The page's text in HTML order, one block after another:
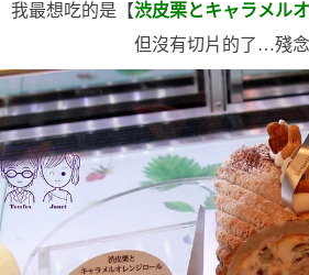
我最想吃的是【渋皮栗とキャラメル
但沒有切片的了…殘念